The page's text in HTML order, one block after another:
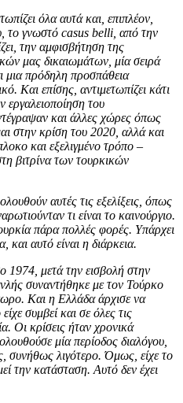
όλα αυτά και, επιπλέον,
το γνωστό casus belli, από την
την αμφισβήτηση της
μας δικαιωμάτων, μία σειρά
μια πρόδηλη προσπάθεια
Και επίσης, αντιμετωπίζει κάτι
εργαλειοποίηση του
και άλλες χώρες όπως
στην κρίση του 2020, αλλά και
και εξελιγμένο τρόπο –
βιτρίνα των τουρκικών
αυτές τις εξελίξεις, όπως
τι είναι το καινούργιο.
πάρα πολλές φορές. Υπάρχει
και αυτό είναι η διάρκεια.
1974, μετά την εισβολή στην
συναντήθηκε με τον Τούρκο
Και η Ελλάδα άρχισε να
συμβεί και σε όλες τις
Οι κρίσεις ήταν χρονικά
μία περίοδος διαλόγου,
συνήθως λιγότερο. Όμως, είχε το
την κατάσταση. Αυτό δεν έχει